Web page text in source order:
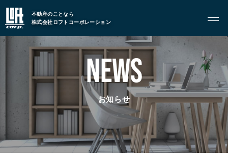
不動産のことなら
株式会社ロフトコーポレーション
GARAGE APART ガレージアパート
G CRAFT
ABOUT 私たちについて
- 会社概要
NEWS
お知らせ